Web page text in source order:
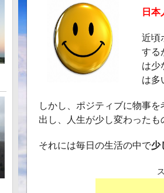
日
近頃
する
は少
は多
しかし、ポジティブに物事
出し、人生が少し変わった
それには毎日の生活の中で少
話題をピッ